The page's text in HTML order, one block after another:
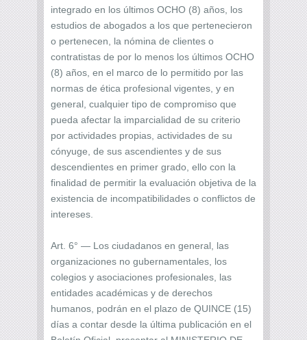
integrado en los últimos OCHO (8) años, los
estudios de abogados a los que pertenecieron
o pertenecen, la nómina de clientes o
contratistas de por lo menos los últimos OCHO
(8) años, en el marco de lo permitido por las
normas de ética profesional vigentes, y en
general, cualquier tipo de compromiso que
pueda afectar la imparcialidad de su criterio
por actividades propias, actividades de su
cónyuge, de sus ascendientes y de sus
descendientes en primer grado, ello con la
finalidad de permitir la evaluación objetiva de la
existencia de incompatibilidades o conflictos de
intereses.
Art. 6° — Los ciudadanos en general, las
organizaciones no gubernamentales, los
colegios y asociaciones profesionales, las
entidades académicas y de derechos
humanos, podrán en el plazo de QUINCE (15)
días a contar desde la última publicación en el